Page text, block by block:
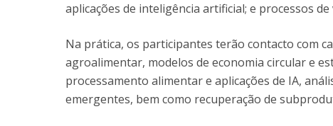
aplicações de inteligência artificial; e processos
Na prática, os participantes terão contacto com
agroalimentar, modelos de economia circular e
processamento alimentar e aplicações de IA,
emergentes, bem como recuperação de